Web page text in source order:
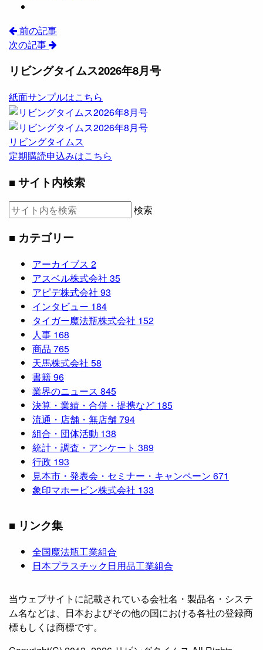
前の記事
次の記事
リビングタイムス2026年8月号
紙面サンプルはこちら
リビングタイムス
定期購読申込みはこちら
■ サイト内検索
検索
■ カテゴリー
アーカイブス 2
アスベル株式会社 35
アピデ株式会社 93
インタビュー 184
タイガー魔法瓶株式会社 152
人事 168
商品 765
天馬株式会社 58
書籍96
業界のニュース 845
決算・業績・合併・提携など 185
流通・店舗・無店舗794
組合・団体活動 138
統計・調査・アンケート 389
行政 193
見本市・発表会・セミナー・キャンペーン 671
象印マホービン株式会社 133
■ リンク集
全国魔法瓶工業組合
日本プラスチック日用品工業組合
当ウェブサイトに記載されている会社名・製品名・システ
ム名などは、日本およびその他の国における各社の登録商
標もしくは商標です。